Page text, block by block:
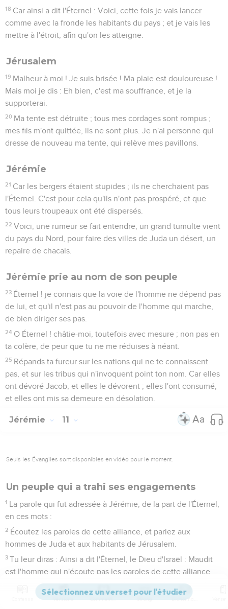
18 Car ainsi a dit l'Éternel : Voici, cette fois je vais lancer
comme avec la fronde les habitants du pays ; et je vais les
mettre à l'étroit, afin qu'on les atteigne.
Jérusalem
19 Malheur à moi ! Je suis brisée ! Ma plaie est douloureuse !
Mais moi je dis : Eh bien, c'est ma souffrance, et je la
supporterai.
20 Ma tente est détruite ; tous mes cordages sont rompus ;
mes fils m'ont quittée, ils ne sont plus. Je n'ai personne qui
dresse de nouveau ma tente, qui relève mes pavillons.
Jérémie
21 Car les bergers étaient stupides ; ils ne cherchaient pas
l'Éternel. C'est pour cela qu'ils n'ont pas prospéré, et que
tous leurs troupeaux ont été dispersés.
22 Voici, une rumeur se fait entendre, un grand tumulte vient
du pays du Nord, pour faire des villes de Juda un désert, un
repaire de chacals.
Jérémie prie au nom de son peuple
23 Éternel ! je connais que la voie de l'homme ne dépend pas
de lui, et qu'il n'est pas au pouvoir de l'homme qui marche,
de bien diriger ses pas.
24 O Éternel ! châtie-moi, toutefois avec mesure ; non pas en
ta colère, de peur que tu ne me réduises à néant.
25 Répands ta fureur sur les nations qui ne te connaissent
pas, et sur les tribus qui n'invoquent point ton nom. Car elles
ont dévoré Jacob, et elles le dévorent ; elles l'ont consumé,
et elles ont mis sa demeure en désolation.
Jérémie 11
Seuls les Évangiles sont disponibles en vidéo pour le moment.
Un peuple qui a trahi ses engagements
1 La parole qui fut adressée à Jérémie, de la part de l'Éternel,
en ces mots :
2 Écoutez les paroles de cette alliance, et parlez aux
hommes de Juda et aux habitants de Jérusalem.
3 Tu leur diras : Ainsi a dit l'Éternel, le Dieu d'Israël : Maudit
est l'homme qui n'écoute pas les paroles de cette alliance,
Que j'ai prescrite à vos pères le jour où je les ai retirés du
pays d'Égypte, de la fournaise de fer, en disant : Écoutez ma
Versions Commentaires Strong